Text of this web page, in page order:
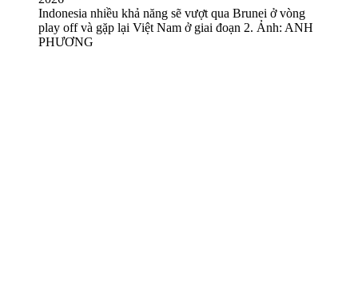
Indonesia nhiều khả năng sẽ vượt qua Brunei ở vòng
play off và gặp lại Việt Nam ở giai đoạn 2. Ảnh: ANH
PHƯƠNG